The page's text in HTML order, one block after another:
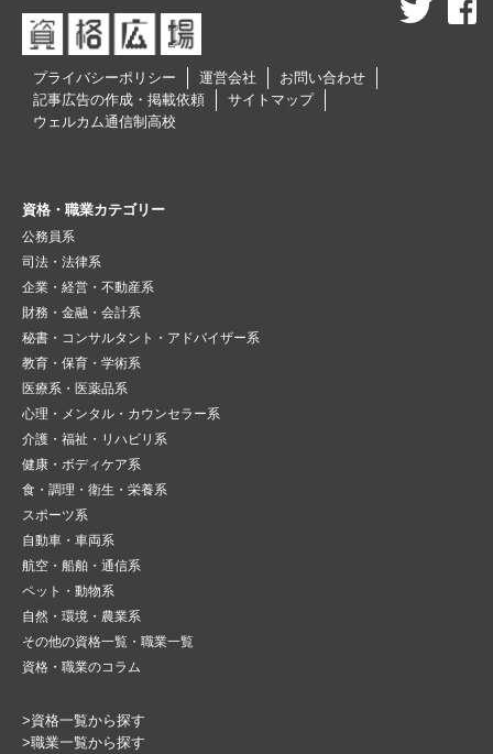
プライバシーポリシー 運営会社
お問い合わせ
記事広告の作成・掲載依頼
サイトマップ
ウェルカム通信制高校
資格・職業カテゴリー
公務員系
司法・法律系
企業・経営・不動産系
財務・金融・会計系
秘書・コンサルタント・アドバイザー系
教育・保育・学術系
医療系・医薬品系
心理・メンタル・カウンセラー系
介護・福祉・リハビリ系
健康・ボディケア系
食・調理・衛生・栄養系
スポーツ系
自動車・車両系
航空・船舶・通信系
ペット・動物系
自然・環境・農業系
その他の資格一覧・職業一覧
資格・職業のコラム
>資格一覧から探す
>職業一覧から探す